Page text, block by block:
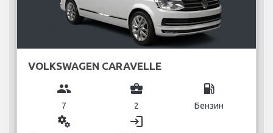
VOLKSWAGEN CARAVELLE
group
7
business_center
2
local_gas_station
Бензин
miscellaneous_services login